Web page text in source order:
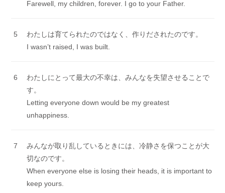
Farewell, my children, forever. I go to your Father.
5
わたしは育てられたのではなく、作りだされたのです。
I wasn’t raised, I was built.
6
わたしにとって最大の不幸は、みんなを失望させることで
す。
Letting everyone down would be my greatest
unhappiness.
7
みんなが取り乱しているときには、冷静さを保つことが大
切なのです。
When everyone else is losing their heads, it is important to
keep yours.